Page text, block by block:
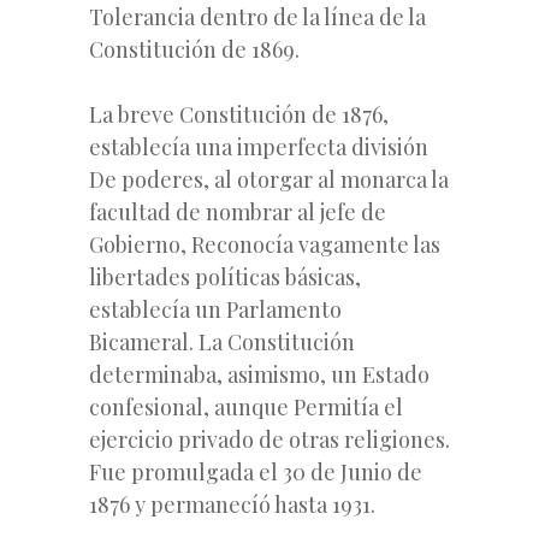
Tolerancia dentro de la línea de la
Constitución de 1869.
La breve Constitución de 1876,
establecía una imperfecta división
De poderes, al otorgar al monarca la
facultad de nombrar al jefe de
Gobierno, Reconocía vagamente las
libertades políticas básicas,
establecía un Parlamento
Bicameral. La Constitución
determinaba, asimismo, un Estado
confesional, aunque Permitía el
ejercicio privado de otras religiones.
Fue promulgada el 30 de Junio de
1876 y permanecíó hasta 1931.